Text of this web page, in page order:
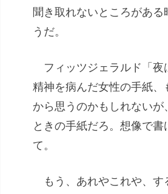
聞き取れないところがあ
うだ。
フィッツジェラルド「
精神を病んだ女性の手紙
から思うのかもしれない
ときの手紙だろ。想像で
て。
もう、あれやこれや、